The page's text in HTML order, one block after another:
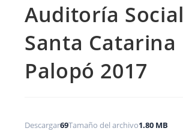
Auditoría Social
Santa Catarina
Palopó 2017
Descargar69Tamaño del archivo1.80 MB